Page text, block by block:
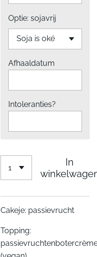
Optie: sojavrij
Afhaaldatum
Intoleranties?
In
Cakeje: passievrucht
Topping: